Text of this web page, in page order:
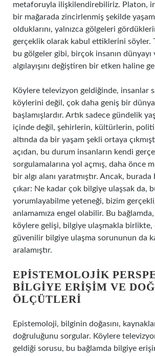
metaforuyla ilişkilendirebiliriz. Platon,
bir mağarada zincirlenmiş şekilde
olduklarını, yalnızca gölgeleri
gerçeklik olarak kabul ettiklerini söyler.
bu gölgeler gibi, birçok insanın dünyayı
algılayışını değiştiren bir etken haline
Köylere televizyon geldiğinde, insanlar
köylerini değil, çok daha geniş bir
başlamışlardır. Artık sadece gündelik
içinde değil, şehirlerin, kültürlerin,
altında da bir yaşam şekli ortaya
açıdan, bu durum insanların kendi
sorgulamalarına yol açmış, daha önce
bir algı alanı yaratmıştır. Ancak,
çıkar: Ne kadar çok bilgiye ulaşsak da,
yorumlayabilme yeteneği, bizim
anlamamıza engel olabilir. Bu
köylere gelişi, bilgiye ulaşmakla birlikte,
güvenilir bilgiye ulaşma sorununun da
aralamıştır.
EPISTEMOLOJIK
BILGIYE ERIŞIM VE
ÖLÇÜTLERI
Epistemoloji, bilginin doğasını,
doğruluğunu sorgular. Köylere
geldiği sorusu, bu bağlamda bilgiye